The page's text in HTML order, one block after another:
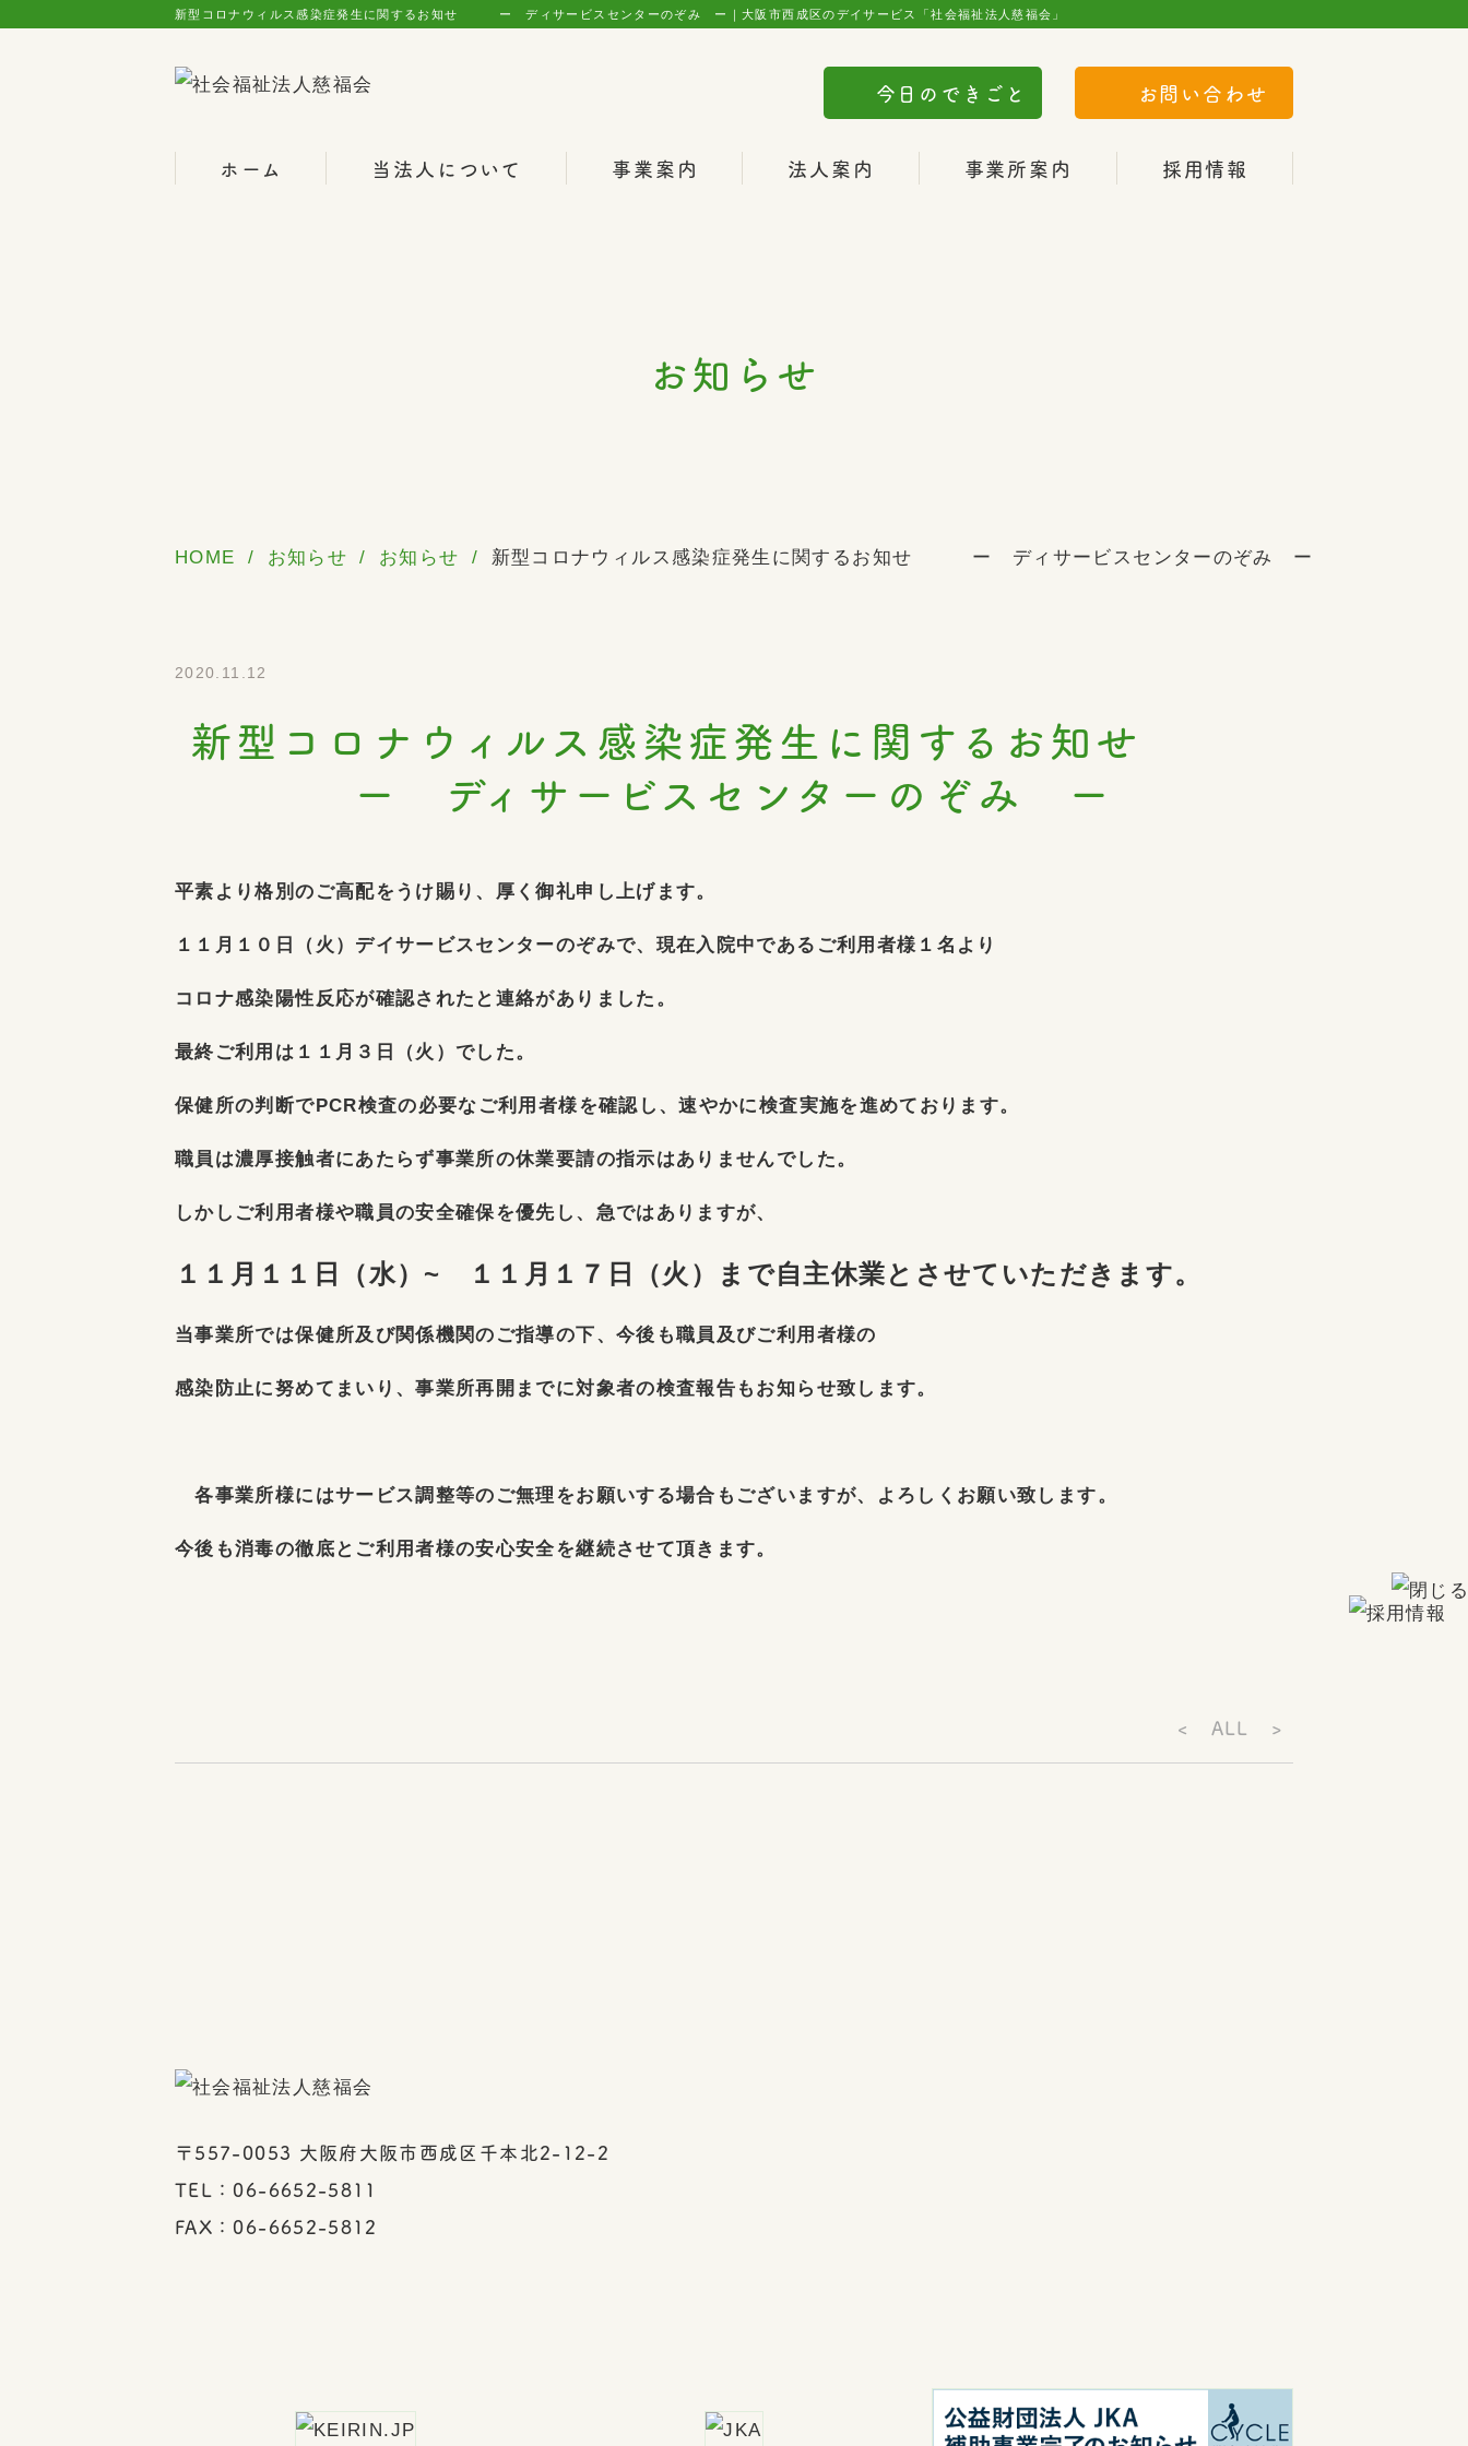
新型コロナウィルス感染症発生に関するお知せ ー ディサービスセンターのぞみ ー｜大阪市西成区のデイサービス「社会福祉法人慈福会」
今日のできごと お問い合わせ
ホーム 当法人について 事業案内 法人案内 事業所案内 採用情報
お知らせ
HOME お知らせ お知らせ 新型コロナウィルス感染症発生に関するお知せ ー ディサービスセンターのぞみ ー
2020.11.12
新型コロナウィルス感染症発生に関するお知せ
ー ディサービスセンターのぞみ ー
平素より格別のご高配をうけ賜り、厚く御礼申し上げます。
１１月１０日（火）デイサービスセンターのぞみで、現在入院中であるご利用者様１名より
コロナ感染陽性反応が確認されたと連絡がありました。
最終ご利用は１１月３日（火）でした。
保健所の判断でPCR検査の必要なご利用者様を確認し、速やかに検査実施を進めております。
職員は濃厚接触者にあたらず事業所の休業要請の指示はありませんでした。
しかしご利用者様や職員の安全確保を優先し、急ではありますが、
１１月１１日（水）~ １１月１７日（火）まで自主休業とさせていただきます。
当事業所では保健所及び関係機関のご指導の下、今後も職員及びご利用者様の
感染防止に努めてまいり、事業所再開までに対象者の検査報告もお知らせ致します。
各事業所様にはサービス調整等のご無理をお願いする場合もございますが、よろしくお願い致します。
今後も消毒の徹底とご利用者様の安心安全を継続させて頂きます。
< ALL >
〒557-0053 大阪府大阪市西成区千本北2-12-2
TEL：06-6652-5811
FAX：06-6652-5812